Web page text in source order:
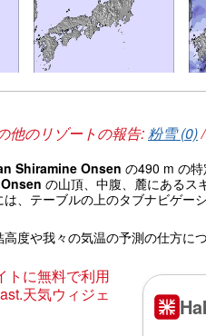
他のリゾートの報告:粉雪 (0)/
Shiramine Onsen の490 m の特
の山頂、中腹、麓にあるス
、テーブルの上のタブナビゲー
高度や我々の気温の予測の仕方に
トに無料で利用
天気ウィジェ